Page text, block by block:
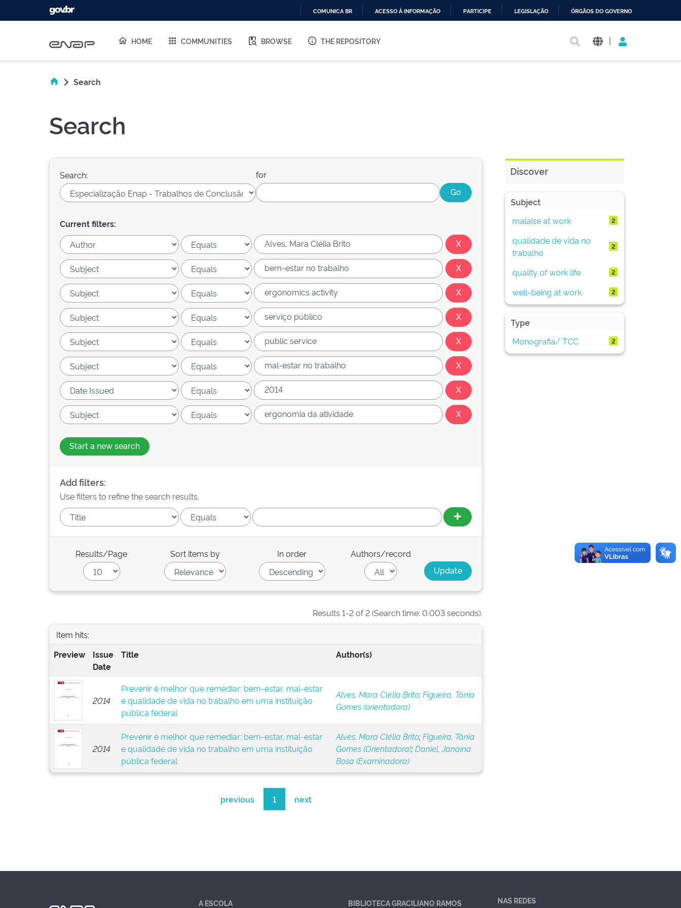
O
COMUNICA BR ACESSO À INFORMAÇÃO PARTICIPE LEGISLAÇÃO ÓRGÃOS DO GOVERNO
HOME COMMUNITIES BROWSE THE REPOSITORY |
Search
Search
Search: for
Current filters:
Start a new search
Add filters:
Use filters to refine the search results.
Results/Page Sort items by In order Authors/record
Results 1-2 of 2 (Search time: 0.003 seconds).
Item hits:
Preview
Issue
Date
Title Author(s)
2014
Prevenir é melhor que remediar: bem-estar, mal-estar
e qualidade de vida no trabalho em uma instituição
pública federal
Alves, Mara Clélia Brito;Figueira, Tânia
Gomes (orientadora)
2014
Prevenir é melhor que remediar: bem-estar, mal-estar
e qualidade de vida no trabalho em uma instituição
pública federal
Alves, Mara Clélia Brito;Figueira, Tânia
Gomes (Orientadora);Daniel, Janaína
Bosa (Examinadora)
previous 1 next
Discover
Subject
malaise at work
2
qualidade de vida no
trabalho
2
quality of work life 2
well-being at work 2
Type
Monografia/ TCC
2
A ESCOLA BIBLIOTECA GRACILIANO RAMOS NAS REDES